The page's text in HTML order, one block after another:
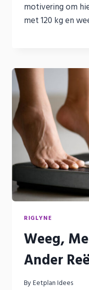
motivering om
met 120 kg en
RIGLYNE
Weeg,
Ander
By Eetplan Idees